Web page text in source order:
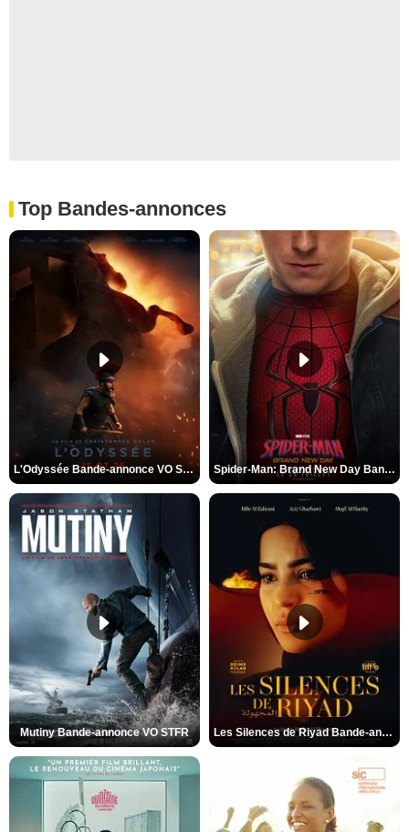
Top Bandes-annonces
L'Odyssée Bande-annonce VO STFR Spider-Man: Brand New Day Bande-annonce VO STFR
Mutiny Bande-annonce VO STFR Les Silences de Riyad Bande-annonce VO STFR